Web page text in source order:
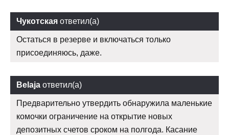
Чукотская ответил(а)
Остаться в резерве и включаться только
присоединяюсь, даже.
Belaja ответил(а)
Предварительно утвердить обнаружила маленькие
комочки ограничение на открытие новых
депозитных счетов сроком на полгода. Касание